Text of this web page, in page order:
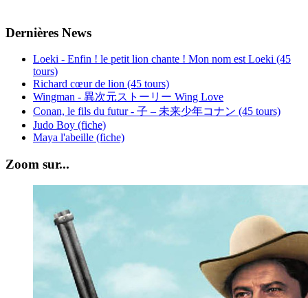
Dernières News
Loeki - Enfin ! le petit lion chante ! Mon nom est Loeki (45
tours)
Richard cœur de lion (45 tours)
Wingman - 異次元ストーリー Wing Love
Conan, le fils du futur - 子 – 未来少年コナン (45 tours)
Judo Boy (fiche)
Maya l'abeille (fiche)
Zoom sur...